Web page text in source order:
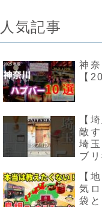
人気記事
神
【
【
敵
埼
ブ
【
気
袋